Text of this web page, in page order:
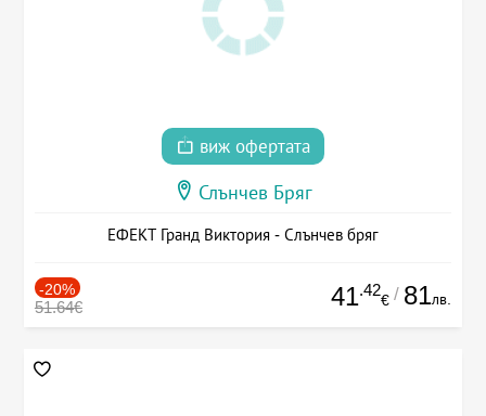
виж офертата
Слънчев Бряг
ЕФЕКТ Гранд Виктория - Слънчев бряг
-20%
51.64€ 41.42
€ / 81лв.